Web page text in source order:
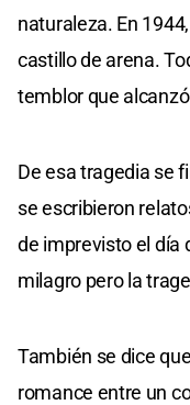
naturaleza. En
castillo de arena.
temblor que
De esa tragedia se
se escribieron
de imprevisto el día
milagro pero la
También se dice
romance entre un